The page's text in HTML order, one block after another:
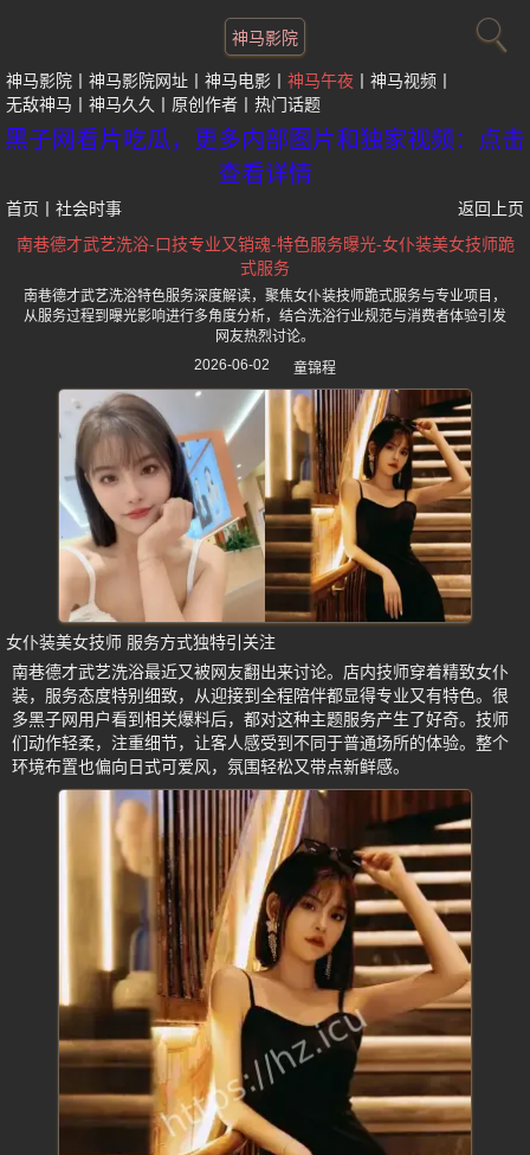
神马影院
神马影院 神马影院网址 神马电影 神马午夜
神马视频
无敌神马
神马久久 原创作者 热门话题
黑子网看片吃瓜，更多内部图片和独家视频：点击
查看详情
首页 社会时事
返回上页
南巷德才武艺洗浴-口技专业又销魂-特色服务曝光-女仆装美女技师跪
式服务
南巷德才武艺洗浴特色服务深度解读，聚焦女仆装技师跪式服务与专业项目，
从服务过程到曝光影响进行多角度分析，结合洗浴行业规范与消费者体验引发
网友热烈讨论。
2026-06-02
童锦程
女仆装美女技师 服务方式独特引关注
南巷德才武艺洗浴最近又被网友翻出来讨论。店内技师穿着精致女仆
装，服务态度特别细致，从迎接到全程陪伴都显得专业又有特色。很
多黑子网用户看到相关爆料后，都对这种主题服务产生了好奇。技师
们动作轻柔，注重细节，让客人感受到不同于普通场所的体验。整个
环境布置也偏向日式可爱风，氛围轻松又带点新鲜感。